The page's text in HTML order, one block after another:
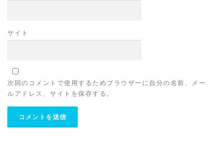
サイト
次回のコメントで使用するためブラウザーに自分の名前、メー
ルアドレス、サイトを保存する。